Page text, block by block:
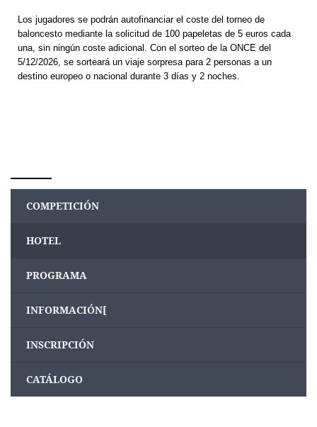
Los jugadores se podrán autofinanciar el coste del torneo de
baloncesto mediante la solicitud de 100 papeletas de 5 euros cada
una, sin ningún coste adicional. Con el sorteo de la ONCE del
5/12/2026, se sorteará un viaje sorpresa para 2 personas a un
destino europeo o nacional durante 3 días y 2 noches.
COMPETICIÓN
HOTEL
PROGRAMA
INFORMACIÓN[
INSCRIPCIÓN
CATÁLOGO